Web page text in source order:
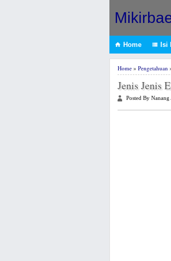
 Home  Isi
Home» Pengetahuan
Jenis Jenis
Posted By Nanang